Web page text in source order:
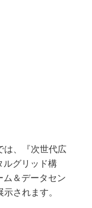
は、『次世代広
ルグリッド構
ム＆データセン
されます。